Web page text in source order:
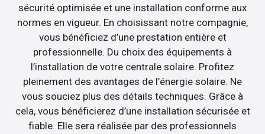
sécurité optimisée et une installation conforme aux
normes en vigueur. En choisissant notre compagnie,
vous bénéficiez d’une prestation entière et
professionnelle. Du choix des équipements à
l’installation de votre centrale solaire. Profitez
pleinement des avantages de l’énergie solaire. Ne
vous souciez plus des détails techniques. Grâce à
cela, vous bénéficierez d’une installation sécurisée et
fiable. Elle sera réalisée par des professionnels